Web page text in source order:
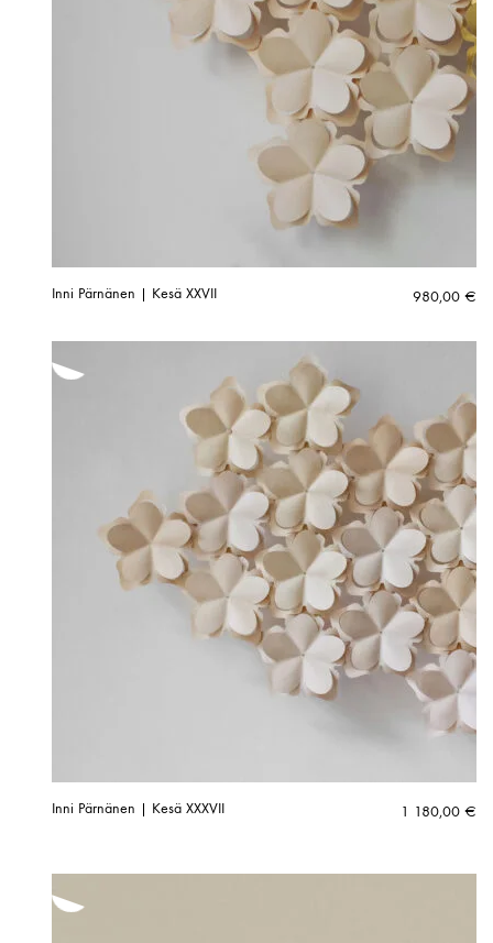
Inni Pärnänen | Kesä XXVII 980,00 €
Inni Pärnänen | Kesä XXXVII 1 180,00 €